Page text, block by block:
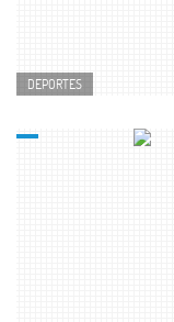
DEPORTES